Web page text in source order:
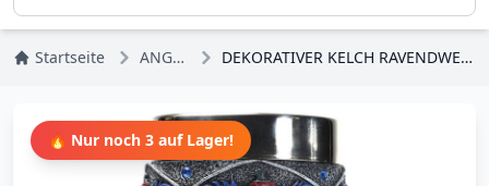
Startseite ANGEBOTE DEKORATIVER KELCH RAVENDWELL - HARRY POTTER
🔥 Nur noch 3 auf Lager!